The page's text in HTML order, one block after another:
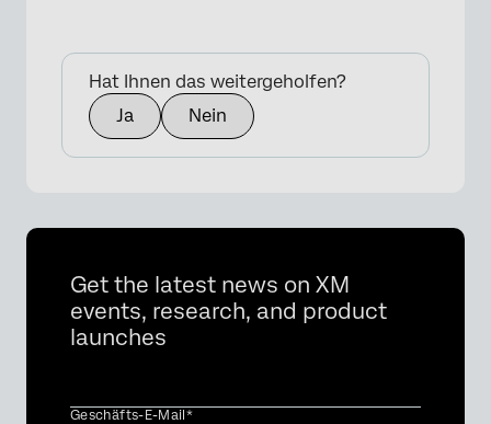
Hat Ihnen das weitergeholfen?
Ja
Nein
Get the latest news on XM
events, research, and product
launches
Geschäfts-E-Mail*